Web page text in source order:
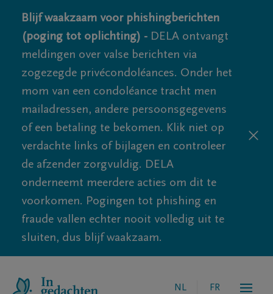
Blijf waakzaam voor phishingberichten
(poging tot oplichting) - DELA ontvangt
meldingen over valse berichten via
zogezegde privécondoléances. Onder het
mom van een condoléance tracht men
mailadressen, andere persoonsgegevens
of een betaling te bekomen. Klik niet op
verdachte links of bijlagen en controleer
de afzender zorgvuldig. DELA
onderneemt meerdere acties om dit te
voorkomen. Pogingen tot phishing en
fraude vallen echter nooit volledig uit te
sluiten, dus blijf waakzaam.
NL FR